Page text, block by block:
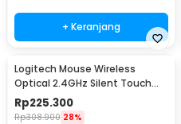
+ Keranjang
Logitech Mouse Wireless
Optical 2.4GHz Silent Touch
1000DPI - M331
Rp225.300
Rp308.900 28%